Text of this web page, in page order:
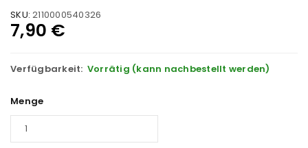
SKU: 2110000540326
7,90 €
Verfügbarkeit: Vorrätig (kann nachbestellt werden)
Menge